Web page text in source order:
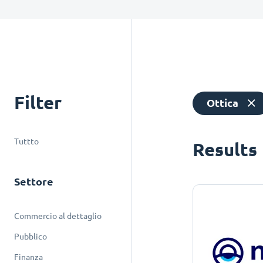
Filter
Tuttto
Settore
Commercio al dettaglio
Pubblico
Finanza
Ottica
Results